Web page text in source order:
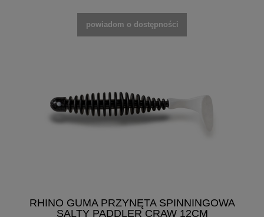
powiadom o dostępności
RHINO GUMA PRZYNĘTA SPINNINGOWA
SALTY PADDLER CRAW 12CM